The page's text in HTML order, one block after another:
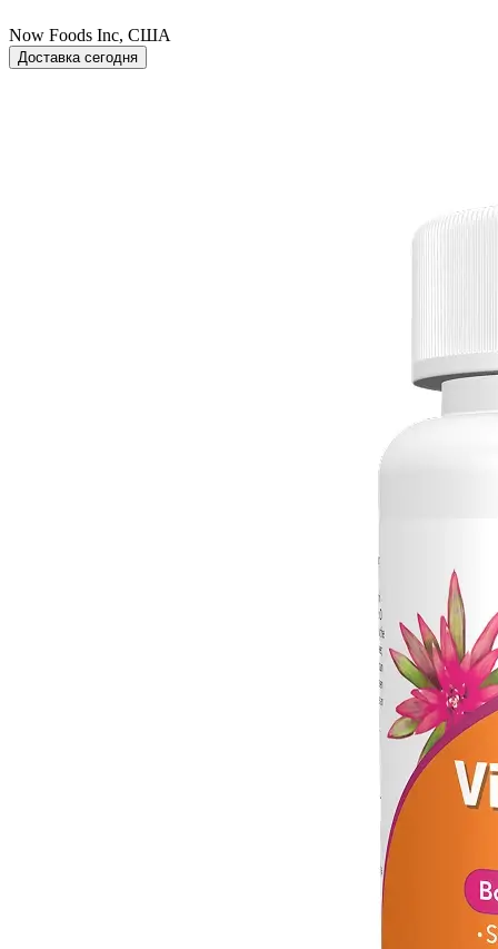
Now Foods Inc, США
Доставка сегодня